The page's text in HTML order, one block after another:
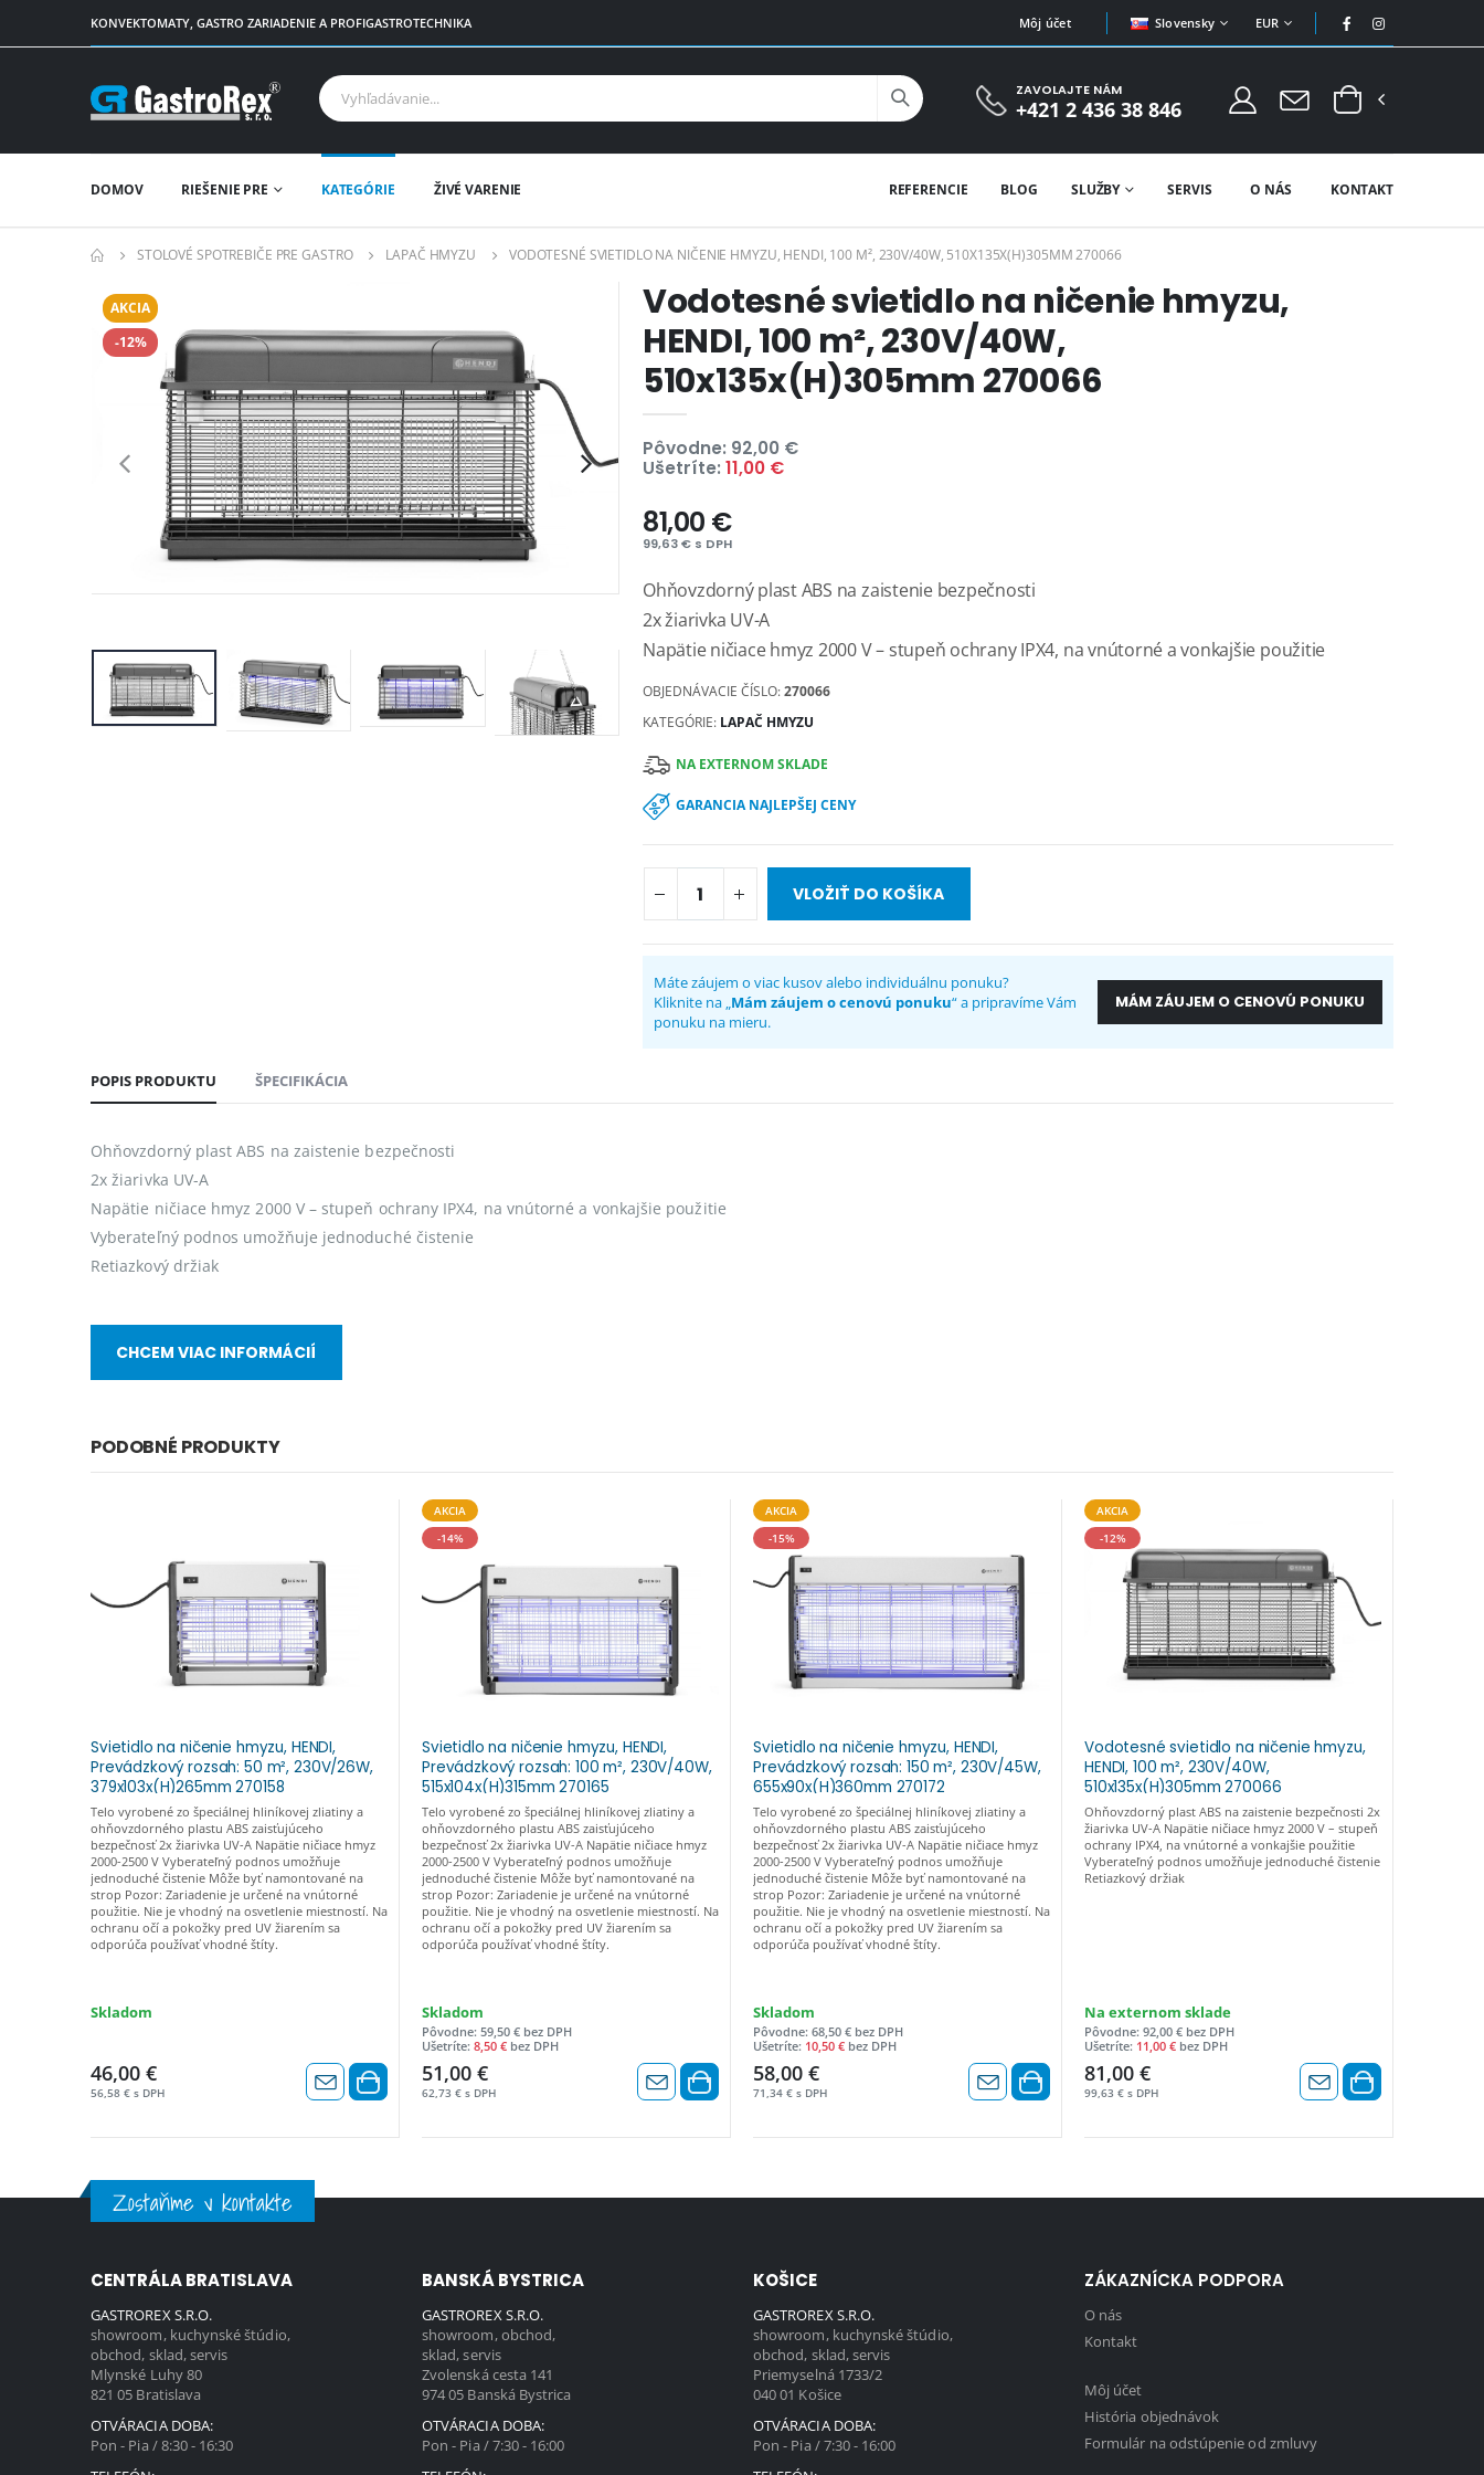
KONVEKTOMATY, GASTRO ZARIADENIE A PROFIGASTROTECHNIKA Môj účet Slovensky EUR
ZAVOLAJTE NÁM
+421 2 436 38 846
DOMOV RIEŠENIE PRE KATEGÓRIE ŽIVÉ VARENIE KONTAKT
O NÁS
SERVIS
SLUŽBY
BLOG
REFERENCIE
STOLOVÉ SPOTREBIČE PRE GASTRO LAPAČ HMYZU VODOTESNÉ SVIETIDLO NA NIČENIE HMYZU, HENDI, 100 M², 230V/40W, 510X135X(H)305MM 270066
AKCIA
-12%
Vodotesné svietidlo na ničenie hmyzu,
HENDI, 100 m², 230V/40W,
510x135x(H)305mm 270066
Pôvodne: 92,00 €
Ušetríte:11,00 €
81,00 €
99,63 € s DPH
Ohňovzdorný plast ABS na zaistenie bezpečnosti
2x žiarivka UV-A
Napätie ničiace hmyz 2000 V – stupeň ochrany IPX4, na vnútorné a vonkajšie použitie
OBJEDNÁVACIE ČÍSLO:270066
KATEGÓRIE: LAPAČ HMYZU
NA EXTERNOM SKLADE
GARANCIA NAJLEPŠEJ CENY
VLOŽIŤ DO KOŠÍKA
Máte záujem o viac kusov alebo individuálnu ponuku?
Kliknite na „Mám záujem o cenovú ponuku“ a pripravíme Vám
ponuku na mieru.
MÁM ZÁUJEM O CENOVÚ PONUKU
POPIS PRODUKTU ŠPECIFIKÁCIA
Ohňovzdorný plast ABS na zaistenie bezpečnosti
2x žiarivka UV-A
Napätie ničiace hmyz 2000 V – stupeň ochrany IPX4, na vnútorné a vonkajšie použitie
Vyberateľný podnos umožňuje jednoduché čistenie
Retiazkový držiak
CHCEM VIAC INFORMÁCIÍ
PODOBNÉ PRODUKTY
Svietidlo na ničenie hmyzu, HENDI,
Prevádzkový rozsah: 50 m², 230V/26W,
379x103x(H)265mm 270158
Telo vyrobené zo špeciálnej hliníkovej zliatiny a
ohňovzdorného plastu ABS zaisťujúceho
bezpečnosť 2x žiarivka UV-A Napätie ničiace hmyz
2000-2500 V Vyberateľný podnos umožňuje
jednoduché čistenie Môže byť namontované na
strop Pozor: Zariadenie je určené na vnútorné
použitie. Nie je vhodný na osvetlenie miestností. Na
ochranu očí a pokožky pred UV žiarením sa
odporúča používať vhodné štíty.
Skladom
46,00 €
56,58 € s DPH
AKCIA
-14%
Svietidlo na ničenie hmyzu, HENDI,
Prevádzkový rozsah: 100 m², 230V/40W,
515x104x(H)315mm 270165
Telo vyrobené zo špeciálnej hliníkovej zliatiny a
ohňovzdorného plastu ABS zaisťujúceho
bezpečnosť 2x žiarivka UV-A Napätie ničiace hmyz
2000-2500 V Vyberateľný podnos umožňuje
jednoduché čistenie Môže byť namontované na
strop Pozor: Zariadenie je určené na vnútorné
použitie. Nie je vhodný na osvetlenie miestností. Na
ochranu očí a pokožky pred UV žiarením sa
odporúča používať vhodné štíty.
Skladom
Pôvodne: 59,50 € bez DPH
Ušetríte: 8,50 € bez DPH
51,00 €
62,73 € s DPH
AKCIA
-15%
Svietidlo na ničenie hmyzu, HENDI,
Prevádzkový rozsah: 150 m², 230V/45W,
655x90x(H)360mm 270172
Telo vyrobené zo špeciálnej hliníkovej zliatiny a
ohňovzdorného plastu ABS zaisťujúceho
bezpečnosť 2x žiarivka UV-A Napätie ničiace hmyz
2000-2500 V Vyberateľný podnos umožňuje
jednoduché čistenie Môže byť namontované na
strop Pozor: Zariadenie je určené na vnútorné
použitie. Nie je vhodný na osvetlenie miestností. Na
ochranu očí a pokožky pred UV žiarením sa
odporúča používať vhodné štíty.
Skladom
Pôvodne: 68,50 € bez DPH
Ušetríte: 10,50 € bez DPH
58,00 €
71,34 € s DPH
AKCIA
-12%
Vodotesné svietidlo na ničenie hmyzu,
HENDI, 100 m², 230V/40W,
510x135x(H)305mm 270066
Ohňovzdorný plast ABS na zaistenie bezpečnosti 2x
žiarivka UV-A Napätie ničiace hmyz 2000 V – stupeň
ochrany IPX4, na vnútorné a vonkajšie použitie
Vyberateľný podnos umožňuje jednoduché čistenie
Retiazkový držiak
Na externom sklade
Pôvodne: 92,00 € bez DPH
Ušetríte: 11,00 € bez DPH
81,00 €
99,63 € s DPH
Zostaňme v kontakte
CENTRÁLA BRATISLAVA
GASTROREX S.R.O.
showroom, kuchynské štúdio,
obchod, sklad, servis
Mlynské Luhy 80
821 05 Bratislava
OTVÁRACIA DOBA:
Pon - Pia / 8:30 - 16:30
BANSKÁ BYSTRICA
GASTROREX S.R.O.
showroom, obchod,
sklad, servis
Zvolenská cesta 141
974 05 Banská Bystrica
OTVÁRACIA DOBA:
Pon - Pia / 7:30 - 16:00
KOŠICE
GASTROREX S.R.O.
showroom, kuchynské štúdio,
obchod, sklad, servis
Priemyselná 1733/2
040 01 Košice
OTVÁRACIA DOBA:
Pon - Pia / 7:30 - 16:00
ZÁKAZNÍCKA PODPORA
O nás
Kontakt
Môj účet
História objednávok
Formulár na odstúpenie od zmluvy